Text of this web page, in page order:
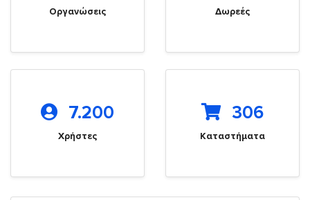
Οργανώσεις Δωρεές
7.200
Χρήστες
306
Καταστήματα